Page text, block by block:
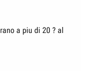
in ordine e pulito
po' fuori mercato sui
a piu di 20 ? al